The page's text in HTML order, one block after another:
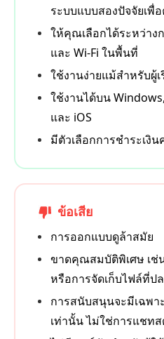
ระบบแบบสองปัจจัยเพื่
ให้คุณเลือกได้ระหว่าง
และ Wi-Fi ในพื้นที่
ใช้งานง่ายแม้สำหรับผู้
ใช้งานได้บน
และ iOS
มีตัวเลือกการชำระเงิน
ข้อเสีย
การออกแบบดูล้าสมัย
ขาดคุณสมบัติพิเศษ เช่
หรือการจัดเก็บไฟล์ที่ป
การสนับสนุนจะมีเฉพา
เท่านั้น ไม่ใช่การแชท